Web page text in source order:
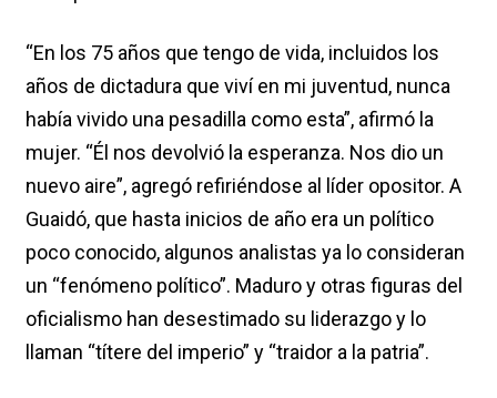
“En los 75 años que tengo de vida, incluidos los
años de dictadura que viví en mi juventud, nunca
había vivido una pesadilla como esta”, afirmó la
mujer. “Él nos devolvió la esperanza. Nos dio un
nuevo aire”, agregó refiriéndose al líder opositor. A
Guaidó, que hasta inicios de año era un político
poco conocido, algunos analistas ya lo consideran
un “fenómeno político”. Maduro y otras figuras del
oficialismo han desestimado su liderazgo y lo
llaman “títere del imperio” y “traidor a la patria”.